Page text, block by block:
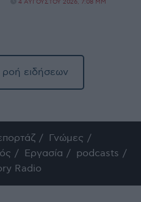
4 ΑΥΓΟΎΣΤΟΥ 2026, 7:08 ΜΜ
ροή ειδήσεων
Γνώμες
Εργασία
podcasts
Radio